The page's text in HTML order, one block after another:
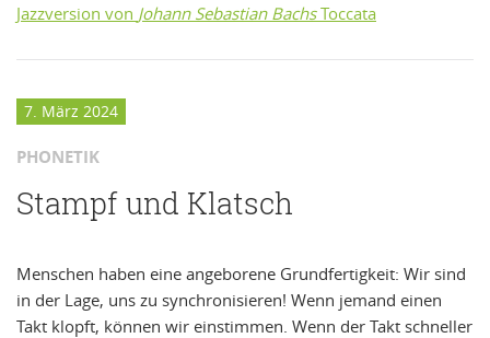
Jazzversion von Johann Sebastian BachsToccata
7. März 2024
PHONETIK
Stampf und Klatsch
Menschen haben eine angeborene Grundfertigkeit: Wir sind
in der Lage, uns zu synchronisieren! Wenn jemand einen
Takt klopft, können wir einstimmen. Wenn der Takt schneller